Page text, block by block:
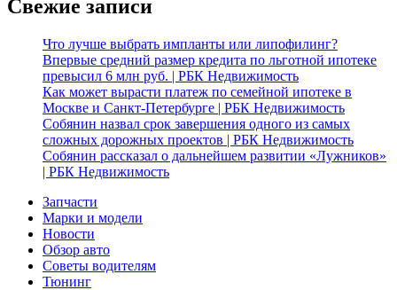
Свежие записи
Что лучше выбрать импланты или липофилинг?
Впервые средний размер кредита по льготной ипотеке
превысил 6 млн руб. | РБК Недвижимость
Как может вырасти платеж по семейной ипотеке в
Москве и Санкт-Петербурге | РБК Недвижимость
Собянин назвал срок завершения одного из самых
сложных дорожных проектов | РБК Недвижимость
Собянин рассказал о дальнейшем развитии «Лужников»
| РБК Недвижимость
Запчасти
Марки и модели
Новости
Обзор авто
Советы водителям
Тюнинг